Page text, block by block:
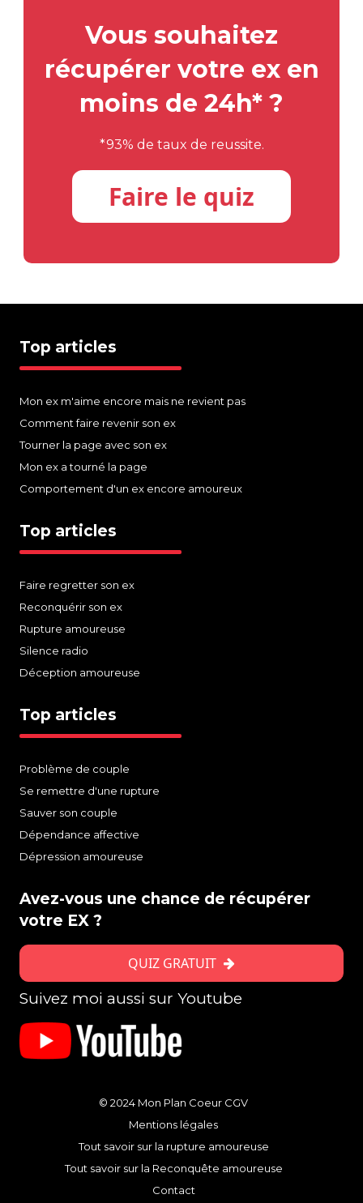
Vous souhaitez
récupérer votre ex en
moins de 24h* ?
*93% de taux de reussite.
Faire le quiz
Top articles
Mon ex m'aime encore mais ne revient pas
Comment faire revenir son ex
Tourner la page avec son ex
Mon ex a tourné la page
Comportement d'un ex encore amoureux
Top articles
Faire regretter son ex
Reconquérir son ex
Rupture amoureuse
Silence radio
Déception amoureuse
Top articles
Problème de couple
Se remettre d'une rupture
Sauver son couple
Dépendance affective
Dépression amoureuse
Avez-vous une chance de récupérer
votre EX ?
QUIZ GRATUIT
Suivez moi aussi sur Youtube
© 2024 Mon Plan Coeur CGV
Mentions légales
Tout savoir sur la rupture amoureuse
Tout savoir sur la Reconquête amoureuse
Contact